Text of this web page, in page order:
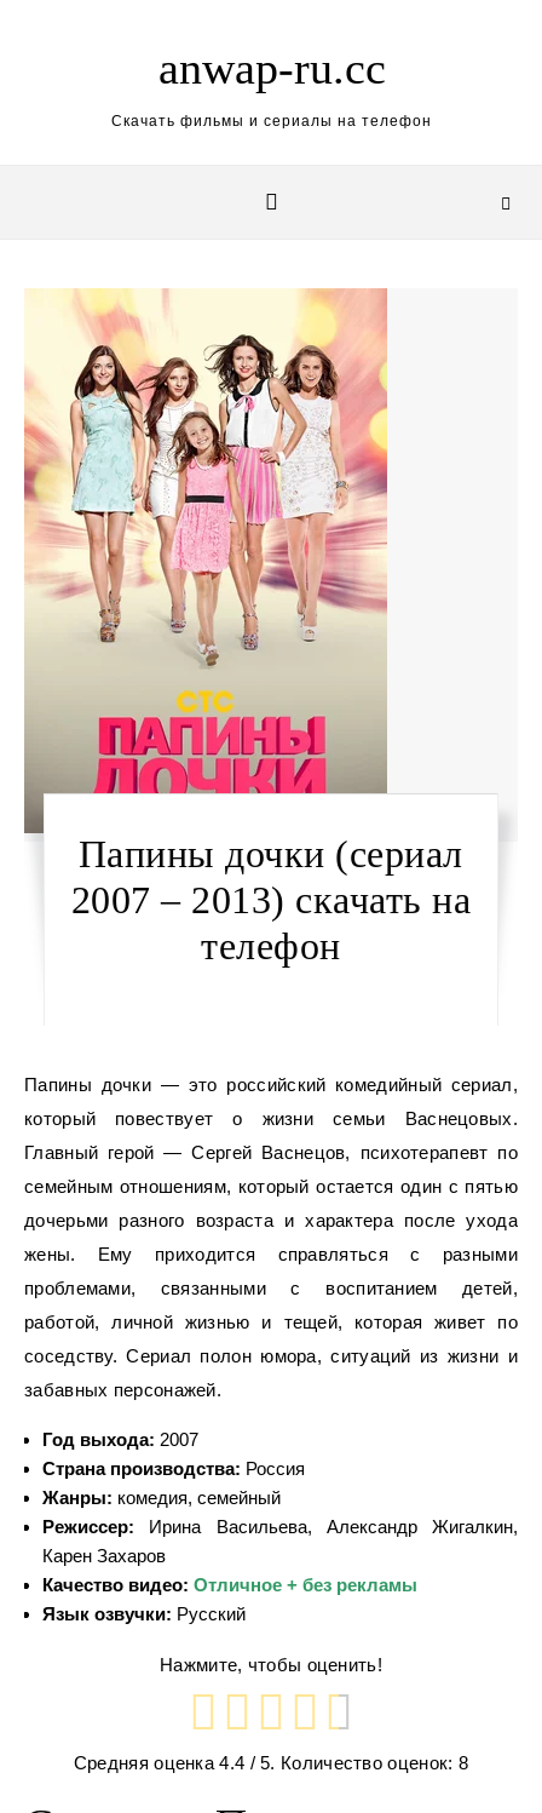
anwap-ru.cc
Скачать фильмы и сериалы на телефон
Папины дочки (сериал
2007 – 2013) скачать на
телефон
Папины дочки — это российский комедийный сериал,
который повествует о жизни семьи Васнецовых.
Главный герой — Сергей Васнецов, психотерапевт по
семейным отношениям, который остается один с пятью
дочерьми разного возраста и характера после ухода
жены. Ему приходится справляться с разными
проблемами, связанными с воспитанием детей,
работой, личной жизнью и тещей, которая живет по
соседству. Сериал полон юмора, ситуаций из жизни и
забавных персонажей.
Год выхода: 2007
Страна производства: Россия
Жанры: комедия, семейный
Режиссер: Ирина Васильева, Александр Жигалкин,
Карен Захаров
Качество видео: Отличное + без рекламы
Язык озвучки: Русский
Нажмите, чтобы оценить!
Средняя оценка4.4 / 5. Количество оценок: 8